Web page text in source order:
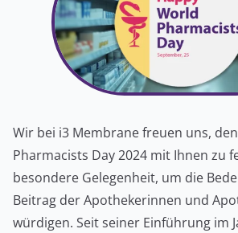
Wir bei i3 Membrane freuen uns,
Pharmacists Day 2024 mit Ihnen zu
besondere Gelegenheit, um die
Beitrag der Apothekerinnen und
würdigen. Seit seiner Einführung im